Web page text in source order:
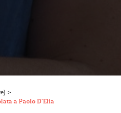
>
a Paolo D’Elia